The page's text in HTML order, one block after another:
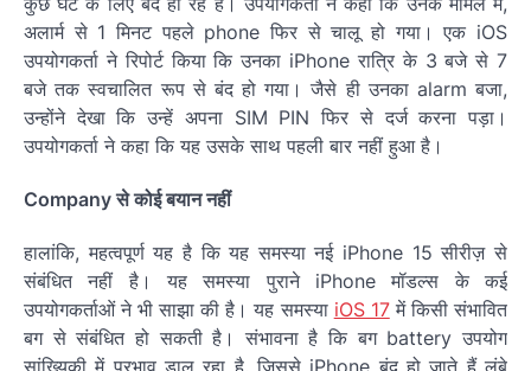
अलार्म से 1 मिनट पहले phone फिर से चालू हो गया। एक iOS
उपयोगकर्ता ने रिपोर्ट किया कि उनका iPhone रात्रि के 3 बजे से 7
बजे तक स्वचालित रूप से बंद हो गया। जैसे ही उनका alarm बजा,
उन्होंने देखा कि उन्हें अपना SIM PIN फिर से दर्ज करना पड़ा।
उपयोगकर्ता ने कहा कि यह उसके साथ पहली बार नहीं हुआ है।
Company से कोई बयान नहीं
हालांकि, महत्वपूर्ण यह है कि यह समस्या नई iPhone 15 सीरीज़ से
संबंधित नहीं है। यह समस्या पुराने iPhone मॉडल्स के कई
उपयोगकर्ताओं ने भी साझा की है। यह समस्या iOS 17में किसी संभावित
बग से संबंधित हो सकती है। संभावना है कि बग battery उपयोग